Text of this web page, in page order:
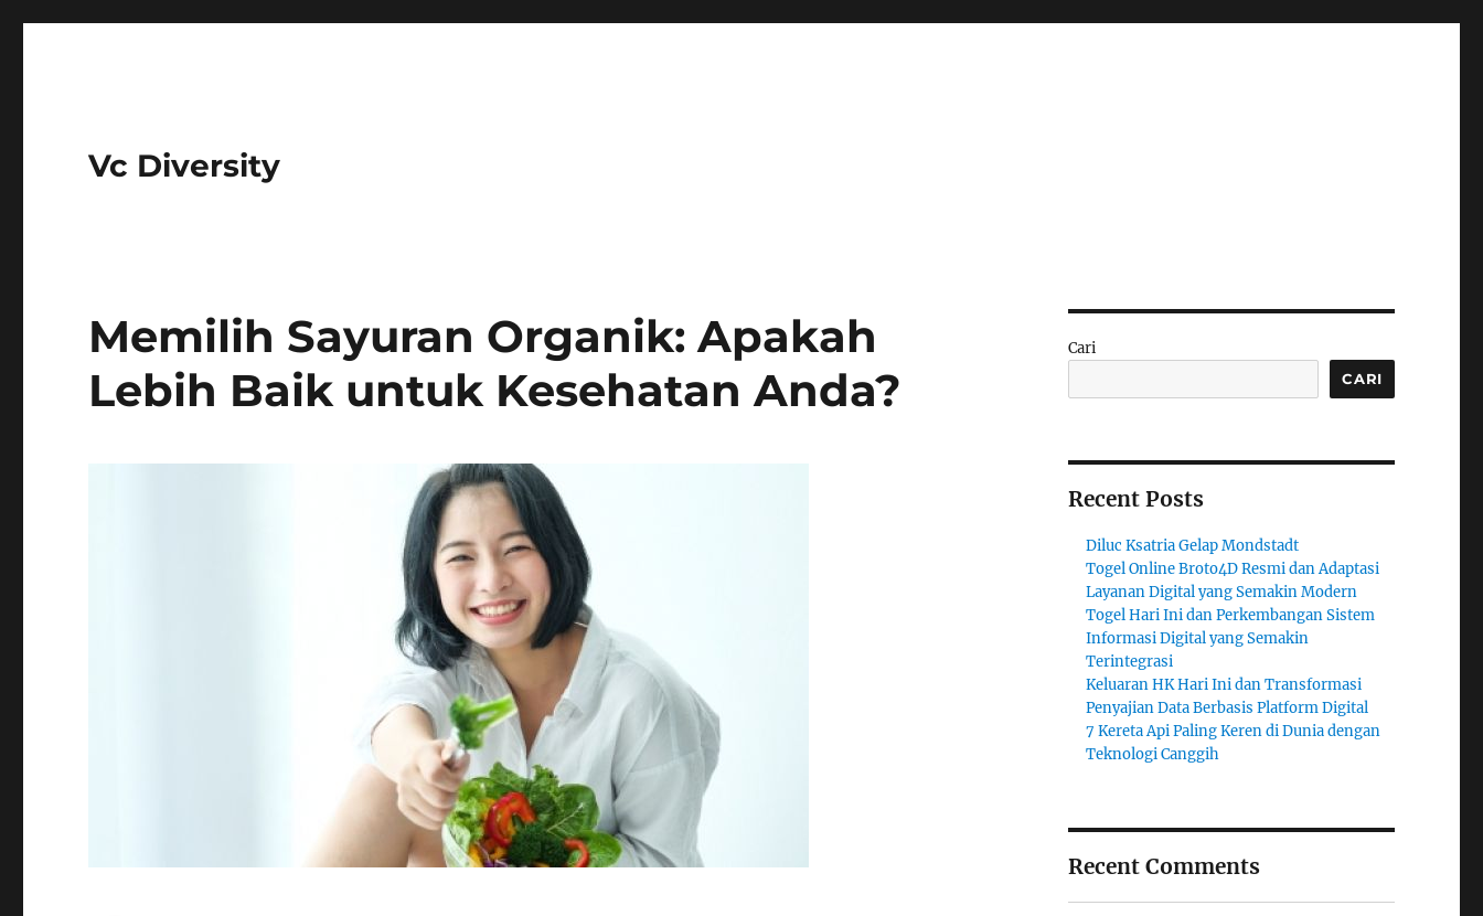
Vc Diversity
Memilih Sayuran Organik: Apakah
Lebih Baik untuk Kesehatan Anda?
Cari
CARI
Recent Posts
Diluc Ksatria Gelap Mondstadt
Togel Online Broto4D Resmi dan Adaptasi
Layanan Digital yang Semakin Modern
Togel Hari Ini dan Perkembangan Sistem
Informasi Digital yang Semakin
Terintegrasi
Keluaran HK Hari Ini dan Transformasi
Penyajian Data Berbasis Platform Digital
7 Kereta Api Paling Keren di Dunia dengan
Teknologi Canggih
Recent Comments